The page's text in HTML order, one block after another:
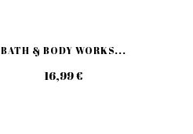
BATH & BODY WORKS...
16,99 €